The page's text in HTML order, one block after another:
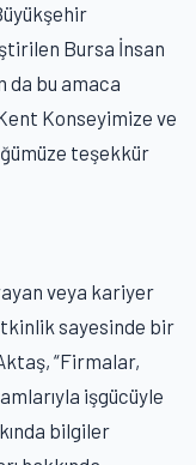
Bursa İnsan
da bu amaca
Konseyimize ve
teşekkür
veya kariyer
sayesinde bir
“Firmalar,
işgücüyle
bilgiler